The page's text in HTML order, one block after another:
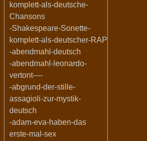
komplett-als-deutsche-
Chansons
-Shakespeare-Sonette-
komplett-als-deutscher-RAP
-abendmahl-deutsch
-abendmahl-leonardo-
vertont----
-abgrund-der-stille-
assagioli-zur-mystik-
deutsch
-adam-eva-haben-das
erste-mal-sex